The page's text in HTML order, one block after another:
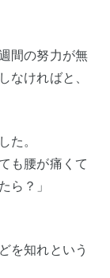
間の努力が無
なければと、
た。
も腰が痛くて
ら？」
を知れという